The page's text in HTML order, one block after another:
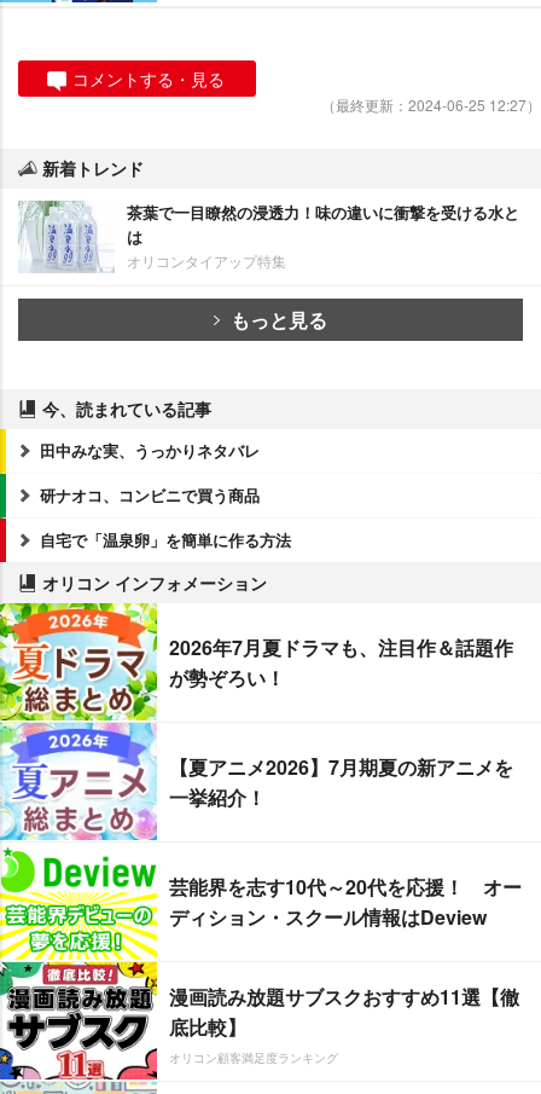
コメントする・見る
（最終更新：2024-06-25 12:27）
新着トレンド
茶葉で一目瞭然の浸透力！味の違いに衝撃を受ける水と
は
オリコンタイアップ特集
もっと見る
今、読まれている記事
田中みな実、うっかりネタバレ
研ナオコ、コンビニで買う商品
自宅で「温泉卵」を簡単に作る方法
オリコン インフォメーション
2026年7月夏ドラマも、注目作＆話題作
が勢ぞろい！
【夏アニメ2026】7月期夏の新アニメを
一挙紹介！
芸能界を志す10代～20代を応援！ オー
ディション・スクール情報はDeview
漫画読み放題サブスクおすすめ11選【徹
底比較】
オリコン顧客満足度ランキング